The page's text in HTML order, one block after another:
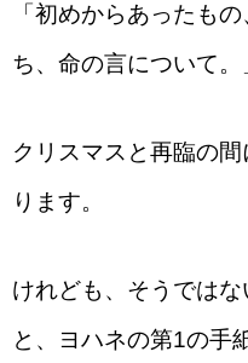
「初めからあったも
ち、命の言について。
クリスマスと再臨の
ります。
けれども、そうでは
と、ヨハネの第1の手